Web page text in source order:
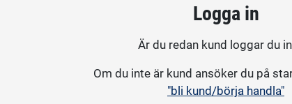
Logga in
Är du redan kund loggar du
Om du inte är kund ansöker du på
"bli kund/börja handla"